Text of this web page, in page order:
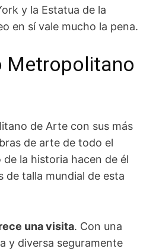
y la Estatua de la
en sí vale mucho la pena.
Metropolitano
de Arte con sus más
de arte de todo el
la historia hacen de él
de talla mundial de esta
una visita. Con una
y diversa seguramente